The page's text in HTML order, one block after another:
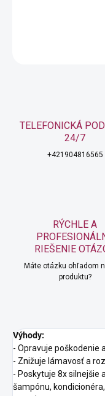
TELEFONICKÁ
24/7
+421904816565
RÝCHLE A
RIEŠENIE
Máte otázku ohľadom
produktu?
Výhody:
- Opravuje poškodenie
- Znižuje lámavosť a
- Poskytuje 8x silnejšie
šampónu,